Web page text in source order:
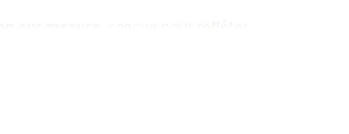
photo apporte un rendu à la fois